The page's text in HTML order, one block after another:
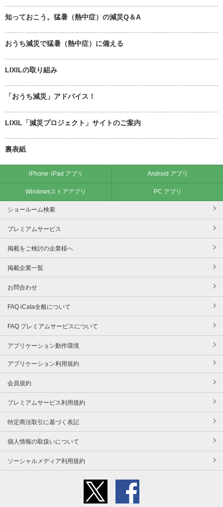
知っておこう。猛暑（熱中症）の減災Q＆A
おうち減災で猛暑（熱中症）に備える
LIXILの取り組み
「おうち減災」アドバイス！
LIXIL「減災プロジェクト」サイトのご案内
裏表紙
iPhone･iPad アプリ Android アプリ
Windowsストアアプリ PC アプリ
ショールーム検索
プレミアムサービス
掲載をご検討の企業様へ
掲載企業一覧
お問合わせ
FAQ iCata全般について
FAQ プレミアムサービスについて
アプリケーション動作環境
アプリケーション利用規約
会員規約
プレミアムサービス利用規約
特定商法取引に基づく表記
個人情報の取扱いについて
ソーシャルメディア利用規約